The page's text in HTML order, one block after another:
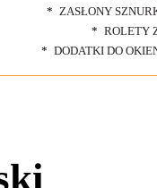
ZASŁONY
ROLETY
DODATKI DO